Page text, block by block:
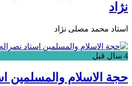
نژاد
استاد محمد مصلی نژاد
4 سال قبل
حجة الاسلام والمسلمین